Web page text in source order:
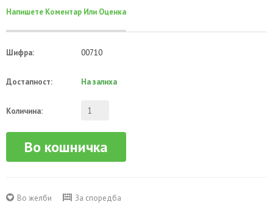
Напишете Коментар Или Оценка
Шифра: 00710
Достапност: На залиха
Количина:
Во кошничка
Во желби За споредба